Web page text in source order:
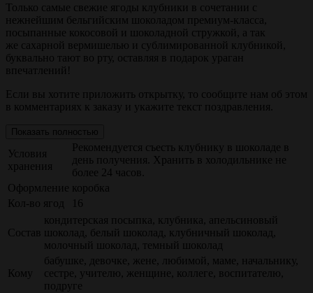
Только самые свежие ягоды клубники в сочетании с
нежнейшим бельгийским шоколадом премиум-класса,
посыпанные кокосовой и шоколадной стружкой, а так
же сахарной вермишелью и сублимированной клубникой,
буквально тают во рту, оставляя в подарок ураган
впечатлений!
Если вы хотите приложить открытку, то сообщите нам об этом
в комментариях к заказу и укажите текст поздравления.
Показать полностью
Условия
хранения
Рекомендуется съесть клубнику в шоколаде в
день получения. Хранить в холодильнике не
более 24 часов.
Оформление коробка
Кол-во ягод
16
Состав
кондитерская посыпка, клубника, апельсиновый
шоколад, белый шоколад, клубничный шоколад,
молочный шоколад, темный шоколад
Кому
бабушке, девочке, жене, любимой, маме, начальнику,
сестре, учителю, женщине, коллеге, воспитателю,
подруге